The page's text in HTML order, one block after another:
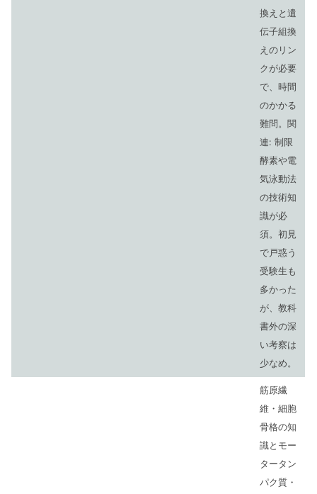
換えと遺
伝子組換
えのリン
クが必要
で、時間
のかかる
難問。関
連: 制限
酵素や電
気泳動法
の技術知
識が必
須。初見
で戸惑う
受験生も
多かった
が、教科
書外の深
い考察は
少なめ。
筋原繊
維・細胞
骨格の知
識とモー
タータン
パク質・